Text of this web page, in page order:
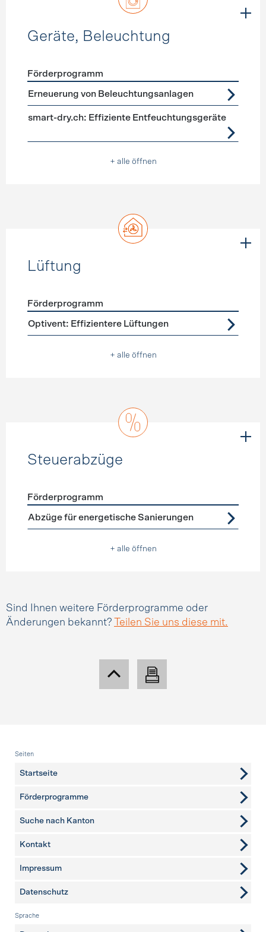
Geräte, Beleuchtung
Förderprogramme Geräte, Beleuchtung
Förderprogramm
Erneuerung von Beleuchtungsanlagen
smart-dry.ch: Effiziente Entfeuchtungsgeräte
+ alle öffnen
Lüftung
Förderprogramme Lüftung
Förderprogramm
Optivent: Effizientere Lüftungen
+ alle öffnen
Steuerabzüge
Förderprogramme Steuerabzüge
Förderprogramm
Abzüge für energetische Sanierungen
+ alle öffnen
Sind Ihnen weitere Förderprogramme oder
Änderungen bekannt?
Teilen Sie uns diese mit.
Fusszeile
Seiten
Startseite
Förderprogramme
Suche nach Kanton
weitere Seiten
Kontakt
Impressum
Datenschutz
Sprache